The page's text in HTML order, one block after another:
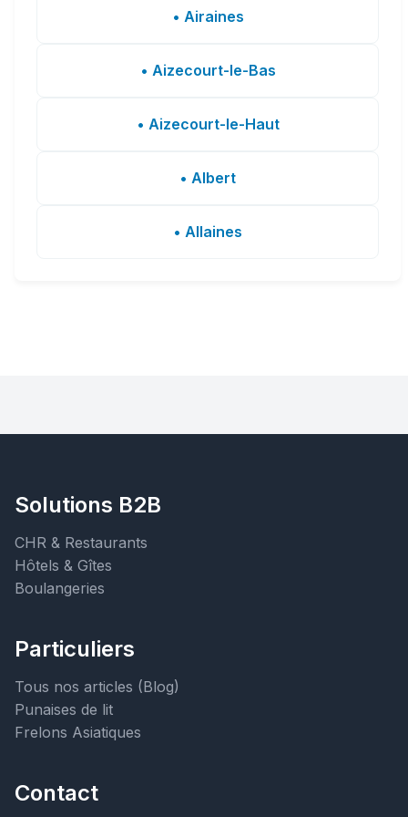
• Airaines
• Aizecourt-le-Bas
• Aizecourt-le-Haut
• Albert
• Allaines
Solutions B2B
CHR & Restaurants
Hôtels & Gîtes
Boulangeries
Particuliers
Tous nos articles (Blog)
Punaises de lit
Frelons Asiatiques
Contact